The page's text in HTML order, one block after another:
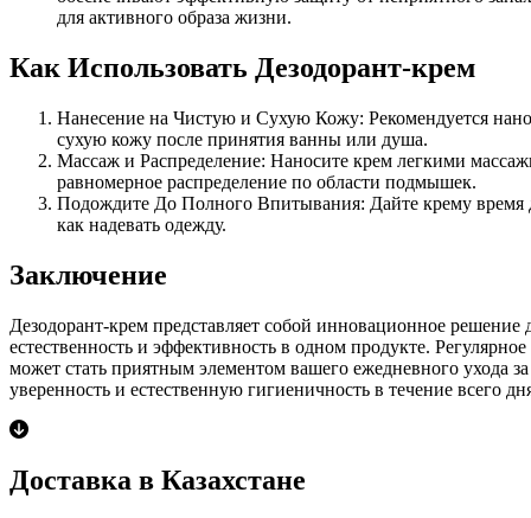
для активного образа жизни.
Как Использовать Дезодорант-крем
Нанесение на Чистую и Сухую Кожу: Рекомендуется
сухую кожу после принятия ванны или душа.
Массаж и Распределение: Наносите крем легкими
равномерное распределение по области подмышек.
Подождите До Полного Впитывания: Дайте крему время
как надевать одежду.
Заключение
Дезодорант-крем представляет собой инновационное решение
естественность и эффективность в одном продукте.
может стать приятным элементом вашего ежедневного ухода
уверенность и естественную гигиеничность в течение всего
Доставка в Казахстане